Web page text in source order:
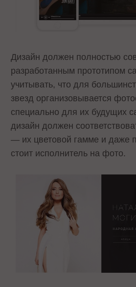
Дизайн должен полностью
разработанным прототипом
учитывать, что для
звезд организовывается
специально для их будущих
дизайн должен
— их цветовой гамме и даже
стоит исполнитель на фото.